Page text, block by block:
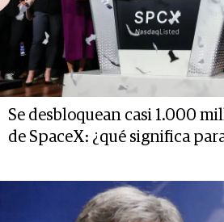
Se desbloquean casi 1.000
de SpaceX: ¿qué significa